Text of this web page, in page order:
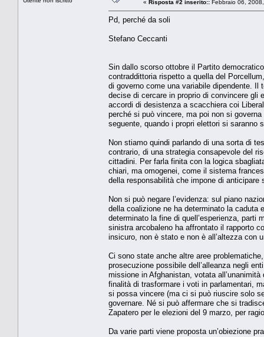
« Risposta #2 inserito:: Febbraio 06,
Pd, perché da soli
Stefano Ceccanti
Sin dallo scorso ottobre il Partito
contraddittoria rispetto a quella del
di governo come una variabile dipendente.
decise di cercare in proprio di convincere gli
accordi di desistenza a scacchiera coi
perché si può vincere, ma poi non si
seguente, quando i propri elettori si saranno
Non stiamo quindi parlando di una sorta di
contrario, di una strategia consapevole del
cittadini. Per farla finita con la logica
chiari, ma omogenei, come il sistema
della responsabilità che impone di
Non si può negare l’evidenza: sul piano
della coalizione ne ha determinato la caduta
determinato la fine di quell’esperienza, parti
sinistra arcobaleno ha affrontato il rapporto
insicuro, non è stato e non è all’altezza con
Ci sono state anche altre aree
prosecuzione possibile dell’alleanza negli
missione in Afghanistan, votata
finalità di trasformare i voti in parlamentari,
si possa vincere (ma ci si può riuscire solo
governare. Né si può affermare che si
Zapatero per le elezioni del 9 marzo, per
Da varie parti viene proposta un’obiezione